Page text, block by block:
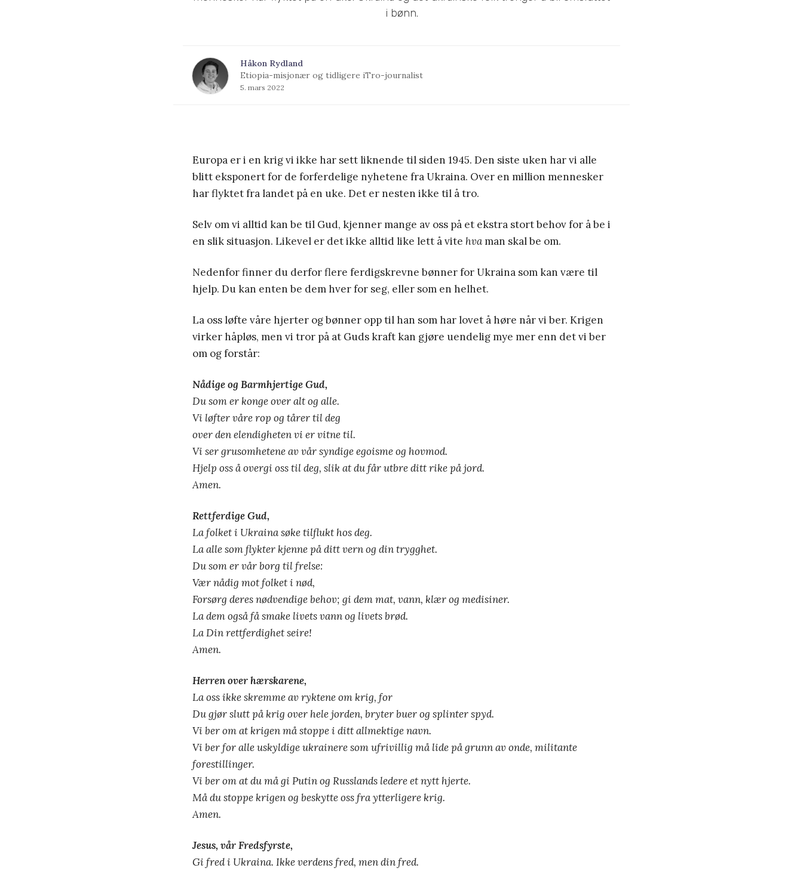
i bønn.
Håkon Rydland
Etiopia-misjonær og tidligere iTro-journalist
5. mars 2022
Europa er i en krig vi ikke har sett liknende til siden 1945. Den siste uken har vi alle
blitt eksponert for de forferdelige nyhetene fra Ukraina. Over en million mennesker
har flyktet fra landet på en uke. Det er nesten ikke til å tro.
Selv om vi alltid kan be til Gud, kjenner mange av oss på et ekstra stort behov for å be i
en slik situasjon. Likevel er det ikke alltid like lett å vite hvaman skal be om.
Nedenfor finner du derfor flere ferdigskrevne bønner for Ukraina som kan være til
hjelp. Du kan enten be dem hver for seg, eller som en helhet.
La oss løfte våre hjerter og bønner opp til han som har lovet å høre når vi ber. Krigen
virker håpløs, men vi tror på at Guds kraft kan gjøre uendelig mye mer enn det vi ber
om og forstår:
Nådige og Barmhjertige Gud,
Du som er konge over alt og alle.
Vi løfter våre rop og tårer til deg
over den elendigheten vi er vitne til.
Vi ser grusomhetene av vår syndige egoisme og hovmod.
Hjelp oss å overgi oss til deg, slik at du får utbre ditt rike på jord.
Amen.
Rettferdige Gud,
La folket i Ukraina søke tilflukt hos deg.
La alle som flykter kjenne på ditt vern og din trygghet.
Du som er vår borg til frelse:
Vær nådig mot folket i nød,
Forsørg deres nødvendige behov; gi dem mat, vann, klær og medisiner.
La dem også få smake livets vann og livets brød.
La Din rettferdighet seire!
Amen.
Herren over hærskarene,
La oss ikke skremme av ryktene om krig, for
Du gjør slutt på krig over hele jorden, bryter buer og splinter spyd.
Vi ber om at krigen må stoppe i ditt allmektige navn.
Vi ber for alle uskyldige ukrainere somufrivillig må lide på grunn av onde, militante
forestillinger.
Vi ber om at du må gi Putin og Russlands ledere et nytt hjerte.
Må du stoppe krigen og beskytte oss fra ytterligere krig.
Amen.
Jesus, vår Fredsfyrste,
Gi fred i Ukraina. Ikke verdens fred, men din fred.